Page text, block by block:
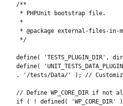
/**
define( 'TESTS_PLUGIN_DIR',
define(
. '/tests/Data/' ); //
// Define WP_CORE_DIR if not
if ( ! defined( 'WP_CORE_DIR'